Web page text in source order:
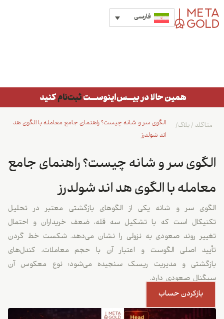
فارسی
الگوی سر و شانه چیست؟ راهنمای جامع معامله با الگوی هد
اند شولدرز
متاگلد /بلاگ/
الگوی سر و شانه چیست؟ راهنمای جامع
معامله با الگوی هد اند شولدرز
الگوی سر و شانه یکی از الگوهای بازگشتی معتبر در تحلیل
تکنیکال است که با تشکیل سه قله، ضعف خریداران و احتمال
تغییر روند صعودی به نزولی را نشان می‌دهد. شکست خط گردن
تأیید اصلی الگوست و اعتبار آن با حجم معاملات، کندل‌های
بازگشتی و مدیریت ریسک سنجیده می‌شود؛ نوع معکوس آن
سیگنال صعودی دارد.
بازکردن حساب